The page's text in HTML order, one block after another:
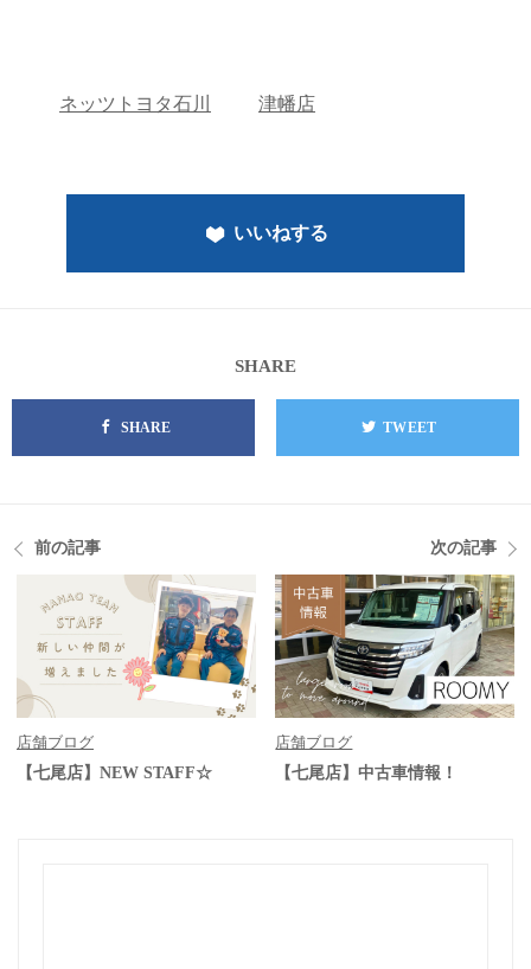
ネッツトヨタ石川 津幡店
いいねする
SHARE
SHARE TWEET
前の記事
店舗ブログ
【七尾店】NEW STAFF☆
次の記事
店舗ブログ
【七尾店】中古車情報！